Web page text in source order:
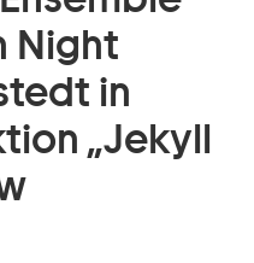
Night
in
„Jekyll